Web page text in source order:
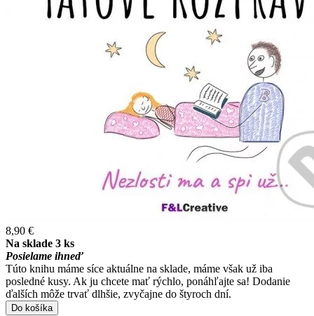
8,90 €
Na sklade 3 ks
Posielame ihneď
Túto knihu máme síce aktuálne na sklade, máme však už iba
posledné kusy. Ak ju chcete mať rýchlo, ponáhľajte sa! Dodanie
ďalších môže trvať dlhšie, zvyčajne do štyroch dní.
Do košíka